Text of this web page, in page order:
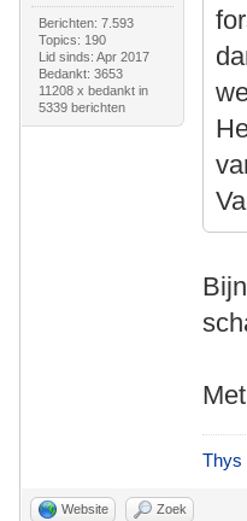
Berichten: 7.593
Topics: 190
Lid sinds: Apr 2017
Bedankt: 3653
11208 x bedankt in
5339 berichten
Thys
Website Zoek